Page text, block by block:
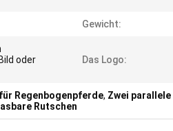
Gewicht:
oder
Das Logo:
Regenbogenpferde, Zwei
Rutschen